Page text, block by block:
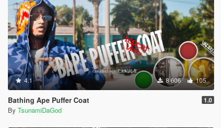
4.1 8 606 105
Bathing Ape Puffer Coat 1.0
By TsunamiDaGod